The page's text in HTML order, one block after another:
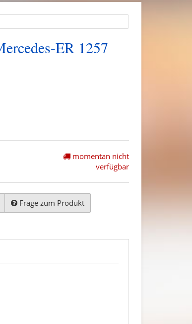
ER 1257
momentan nicht
verfügbar
Frage zum Produkt